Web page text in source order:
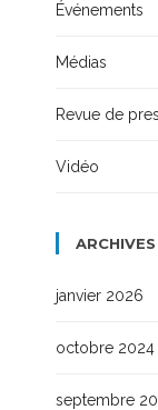
Événements
Médias
Revue de
Vidéo
ARCHIVES
janvier 2026
octobre 2024
septembre